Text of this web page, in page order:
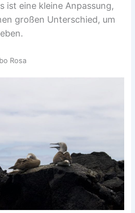
ist eine kleine Anpassung,
großen Unterschied, um
Rosa